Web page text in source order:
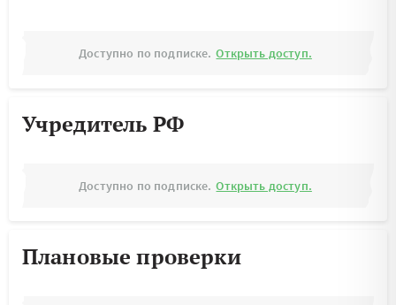
Доступно по подписке. Открыть доступ.
Учредитель РФ
Доступно по подписке. Открыть доступ.
Плановые проверки